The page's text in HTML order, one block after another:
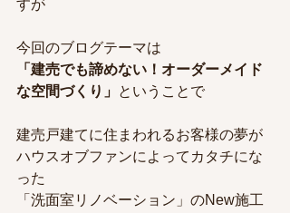
すが
今回のブログテーマは
「建売でも諦めない！オーダーメイド
な空間づくり」 ということで
建売戸建てに住まわれるお客様の夢が
ハウスオブファンによってカタチにな
った
「洗面室リノベーション」のNew施工